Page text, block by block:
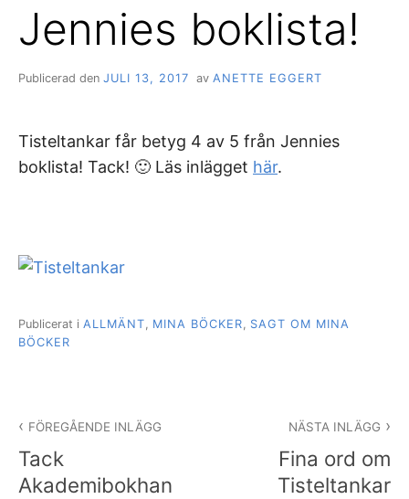
Jennies boklista!
Publicerad den JULI 13, 2017 av ANETTE EGGERT
Tisteltankar får betyg 4 av 5 från Jennies
boklista! Tack! 🙂 Läs inlägget här.
Publicerat i ALLMÄNT MINA BÖCKER
SAGT OM MINA
BÖCKER
FÖREGÅENDE INLÄGG
Tack
Akademibokhan
NÄSTA INLÄGG
Fina ord om
Tisteltankar